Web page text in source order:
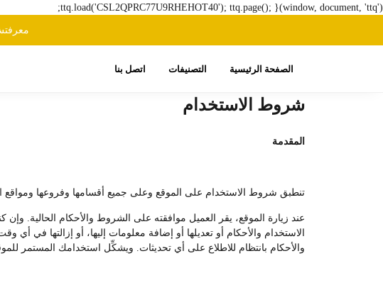
ttq.load('CSL2QPRC77U9RHEHOT40'); ttq.page(); }(window, document, 'ttq');
معرفتش
الصفحة الرئيسية التصنيفات اتصل بنا
شروط الاستخدام
المقدمة
تنطبق شروط الاستخدام على الموقع وعلى جميع أقسامها وفروعها ومواقع
عند زيارة الموقع، يقر العميل موافقته على الشروط والأحكام الحالية.
الاستخدام والأحكام أو تعديلها أو إضافة معلومات إليها، أو إزالتها
والأحكام بانتظام للاطلاع على أي تحديثات. ويشكِّل استخدامك المستمر